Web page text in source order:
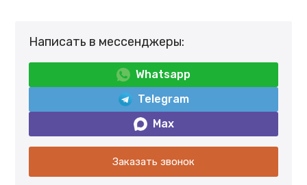
Написать в мессенджеры:
Whatsapp
Telegram
Max
Заказать звонок